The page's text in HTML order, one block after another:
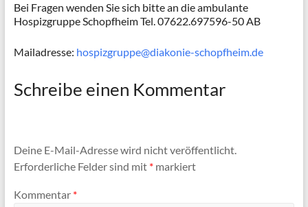
Bei Fragen wenden Sie sich bitte an die ambulante
Hospizgruppe Schopfheim Tel. 07622.697596-50 AB
Mailadresse: hospizgruppe@diakonie-schopfheim.de
Schreibe einen Kommentar
Deine E-Mail-Adresse wird nicht veröffentlicht.
Erforderliche Felder sind mit *markiert
Kommentar *